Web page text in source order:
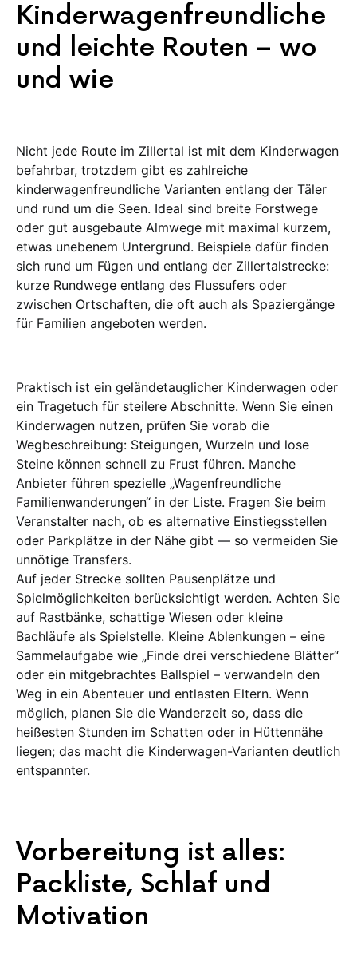
Kinderwagenfreundliche
und leichte Routen – wo
und wie
Nicht jede Route im Zillertal ist mit dem Kinderwagen
befahrbar, trotzdem gibt es zahlreiche
kinderwagenfreundliche Varianten entlang der Täler
und rund um die Seen. Ideal sind breite Forstwege
oder gut ausgebaute Almwege mit maximal kurzem,
etwas unebenem Untergrund. Beispiele dafür finden
sich rund um Fügen und entlang der Zillertalstrecke:
kurze Rundwege entlang des Flussufers oder
zwischen Ortschaften, die oft auch als Spaziergänge
für Familien angeboten werden.
Praktisch ist ein geländetauglicher Kinderwagen oder
ein Tragetuch für steilere Abschnitte. Wenn Sie einen
Kinderwagen nutzen, prüfen Sie vorab die
Wegbeschreibung: Steigungen, Wurzeln und lose
Steine können schnell zu Frust führen. Manche
Anbieter führen spezielle „Wagenfreundliche
Familienwanderungen“ in der Liste. Fragen Sie beim
Veranstalter nach, ob es alternative Einstiegsstellen
oder Parkplätze in der Nähe gibt — so vermeiden Sie
unnötige Transfers.
Auf jeder Strecke sollten Pausenplätze und
Spielmöglichkeiten berücksichtigt werden. Achten Sie
auf Rastbänke, schattige Wiesen oder kleine
Bachläufe als Spielstelle. Kleine Ablenkungen – eine
Sammelaufgabe wie „Finde drei verschiedene Blätter“
oder ein mitgebrachtes Ballspiel – verwandeln den
Weg in ein Abenteuer und entlasten Eltern. Wenn
möglich, planen Sie die Wanderzeit so, dass die
heißesten Stunden im Schatten oder in Hüttennähe
liegen; das macht die Kinderwagen-Varianten deutlich
entspannter.
Vorbereitung ist alles:
Packliste, Schlaf und
Motivation